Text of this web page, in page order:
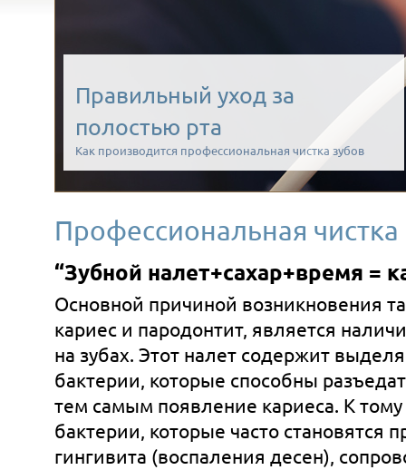
Правильный уход за
полостью рта
Как производится профессиональная чистка зубов
Профессиональная
“Зубной налет+сахар+время =
Основной причиной возникновения
кариес и пародонтит, является
на зубах. Этот налет содержит
бактерии, которые способны
тем самым появление кариеса. К
бактерии, которые часто становятся
гингивита (воспаления десен),